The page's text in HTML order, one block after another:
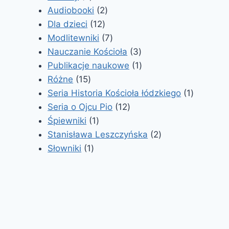
produkty
Audiobooki 22
produkty
Dla dzieci 1212
produktów
Modlitewniki 77
produktów
Nauczanie Kościoła 33
produkty
Publikacje naukowe 11
Różne 1515
produktów
Seria Historia Kościoła łódzkiego 11
Seria o Ojcu Pio 1212
Śpiewniki 11
produkt
Stanisława Leszczyńska 22
Słowniki 11